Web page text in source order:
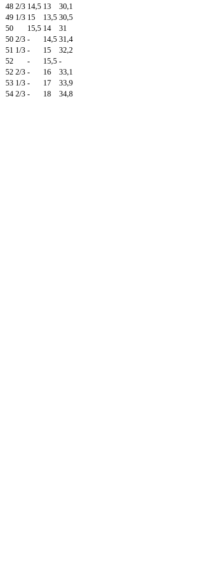
48 2/3 14,5 13
30,1
49 1/3 15 13,5 30,5
50
15,5 14
31
50 2/3 - 14,5 31,4
51 1/3 - 15
32,2
52
- 15,5 -
52 2/3 - 16
33,1
53 1/3 - 17
33,9
54 2/3 - 18 34,8